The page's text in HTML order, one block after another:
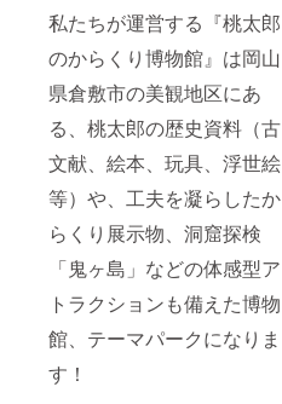
私たちが運営する『桃太郎
のからくり博物館』は岡山
県倉敷市の美観地区にあ
る、桃太郎の歴史資料（古
文献、絵本、玩具、浮世絵
等）や、工夫を凝らしたか
らくり展示物、洞窟探検
「鬼ヶ島」などの体感型ア
トラクションも備えた博物
館、テーマパークになりま
す！